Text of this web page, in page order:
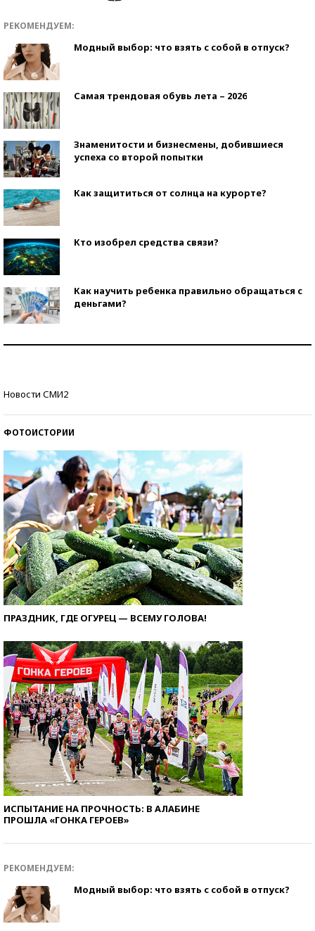
РЕКОМЕНДУЕМ:
Модный выбор: что взять с собой в отпуск?
Самая трендовая обувь лета – 2026
Знаменитости и бизнесмены, добившиеся
успеха со второй попытки
Как защититься от солнца на курорте?
Кто изобрел средства связи?
Как научить ребенка правильно обращаться с
деньгами?
Новости СМИ2
ФОТОИСТОРИИ
ПРАЗДНИК, ГДЕ ОГУРЕЦ — ВСЕМУ ГОЛОВА!
ИСПЫТАНИЕ НА ПРОЧНОСТЬ: В АЛАБИНЕ
ПРОШЛА «ГОНКА ГЕРОЕВ»
РЕКОМЕНДУЕМ:
Модный выбор: что взять с собой в отпуск?